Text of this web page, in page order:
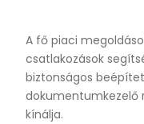
A fő piaci
csatlakozások
biztonságos
dokumentumkezelő
kínálja.